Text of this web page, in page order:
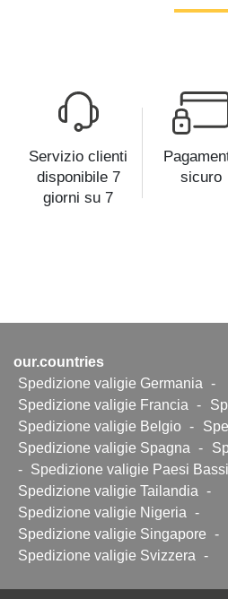
Servizio clienti
disponibile 7
giorni su 7
sicuro
our.countries
Spedizione valigie Germania
-
Spedizione valigie Francia
-
Spedizione valigie Belgio -
Spedizione valigie Spagna
-
-
Spedizione valigie Paesi Bassi
Spedizione valigie Tailandia
-
Spedizione valigie Nigeria
-
Spedizione valigie Singapore
-
Spedizione valigie Svizzera
-